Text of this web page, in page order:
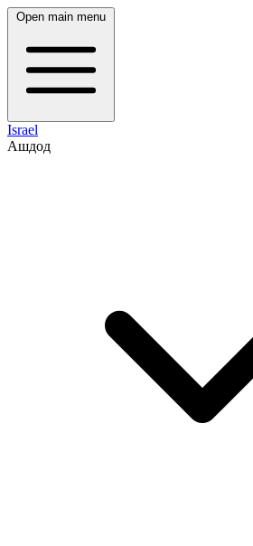
Open main menu
Israel
Ашдод